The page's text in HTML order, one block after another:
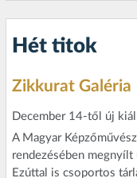
Hét titok
Zikkurat Galéria
December 14-től új
A Magyar
rendezésében
Ezúttal is csoportos